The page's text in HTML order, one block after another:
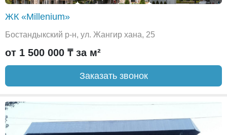
ЖК «Millenium»
Бостандыкский р-н, ул. Жангир хана, 25
от 1 500 000 ₸ за м²
Заказать звонок